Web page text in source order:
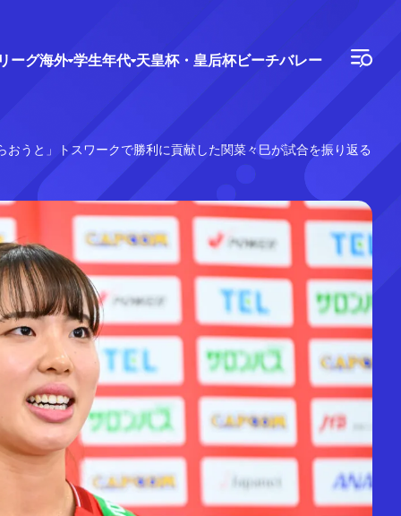
ーグ海外 学生年代 天皇杯・皇后杯ビーチバレー
うと」トスワークで勝利に貢献した関菜々巳が試合を振り返る